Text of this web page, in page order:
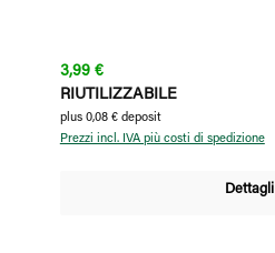
Prezzo normale:
3,99 €
RIUTILIZZABILE
plus 0,08 € deposit
Prezzi incl. IVA più costi di spedizione
Dettagli